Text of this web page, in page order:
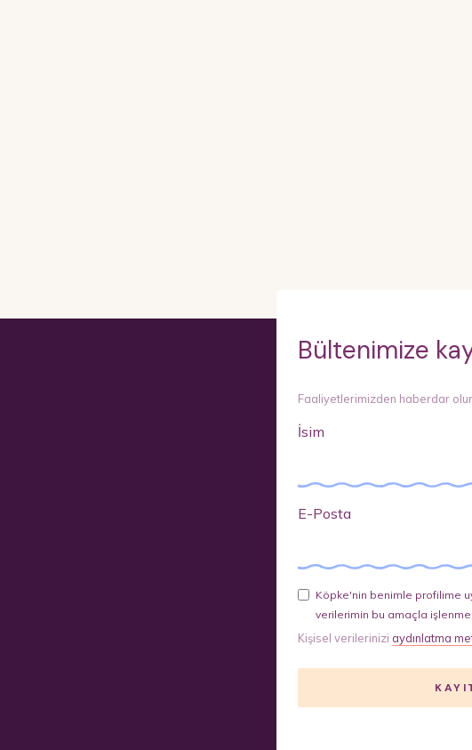
Bültenimize
Faaliyetlerimizden haberdar
İsim
E-Posta
Köpke'nin benimle profilime
verilerimin bu amaçla
Kişisel verilerinizi aydınlatma